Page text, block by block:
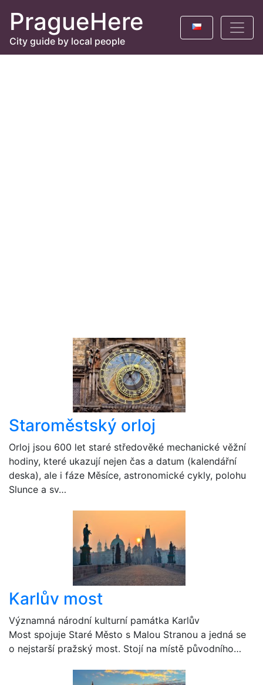
PragueHere
City guide by local people
Staroměstský orloj
Orloj jsou 600 let staré středověké mechanické věžní
hodiny, které ukazují nejen čas a datum (kalendářní
deska), ale i fáze Měsíce, astronomické cykly, polohu
Slunce a sv…
Karlův most
Významná národní kulturní památka Karlův
Most spojuje Staré Město s Malou Stranou a jedná se
o nejstarší pražský most. Stojí na místě původního…